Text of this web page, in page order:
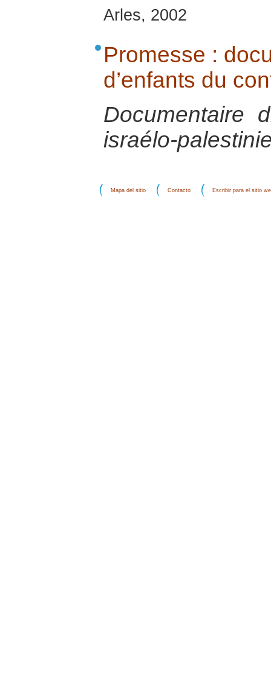
Arles, 2002
Promesse :
d’enfants du
Documentaire
israélo-
Mapa del sitio Contacto Escribir para el sitio